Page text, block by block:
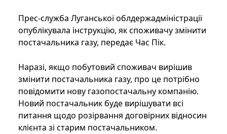
Прес-служба Луганської облдержадміністрації
опублікувала інструкцію, як споживачу змінити
постачальника газу, передає Час Пік.
Наразі, якщо побутовий споживач вирішив
змінити постачальника газу, про це потрібно
повідомити нову газопостачальну компанію.
Новий постачальник буде вирішувати всі
питання щодо розірвання договірних відносин
клієнта зі старим постачальником.